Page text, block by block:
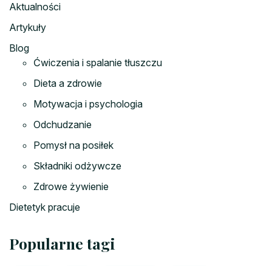
Aktualności
Artykuły
Blog
Ćwiczenia i spalanie tłuszczu
Dieta a zdrowie
Motywacja i psychologia
Odchudzanie
Pomysł na posiłek
Składniki odżywcze
Zdrowe żywienie
Dietetyk pracuje
Popularne tagi